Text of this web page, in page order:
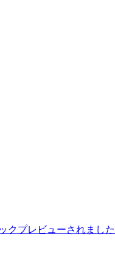
クプレビューされました